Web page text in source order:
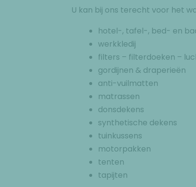
U kan bij ons terecht voor het
hotel-, tafel-, bed- en
werkkledij
filters – filterdoeken –
gordijnen & draperieën
anti-vuilmatten
matrassen
donsdekens
synthetische dekens
tuinkussens
motorpakken
tenten
tapijten